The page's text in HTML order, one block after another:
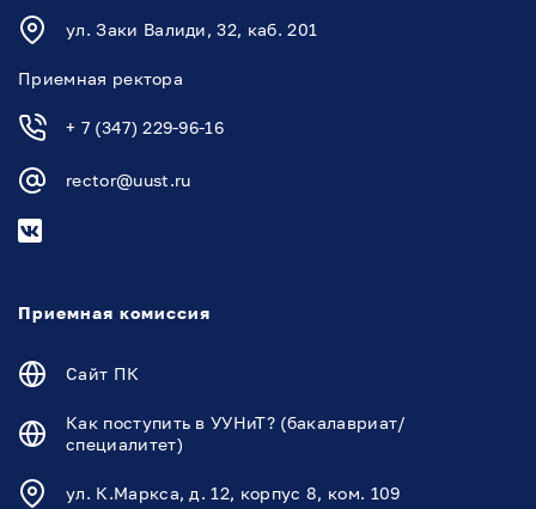
ул. Заки Валиди, 32, каб. 201
Приемная ректора
+ 7 (347) 229-96-16
rector@uust.ru
Приемная комиссия
Сайт ПК
Как поступить в УУНиТ? (бакалавриат/
специалитет)
ул. К.Маркса, д. 12, корпус 8, ком. 109